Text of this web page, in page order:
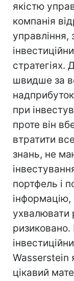
якістю
компанія
управління,
стратегіях.
швидше за
при
проте він
втратити
знань, не
портфель і
інформацію,
ухвалювати
Wasserstein
цікавий